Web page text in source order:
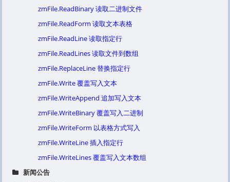
zmFile.ReadBinary 读取二进制文件
zmFile.ReadForm 读取文本表格
zmFile.ReadLine 读取指定行
zmFile.ReadLines 读取文件到数组
zmFile.ReplaceLine 替换指定行
zmFile.Write 覆盖写入文本
zmFile.WriteAppend 追加写入文本
zmFile.WriteBinary 覆盖写入二进制
zmFile.WriteForm 以表格方式写入
zmFile.WriteLine 插入指定行
zmFile.WriteLines 覆盖写入文本数组
新闻公告